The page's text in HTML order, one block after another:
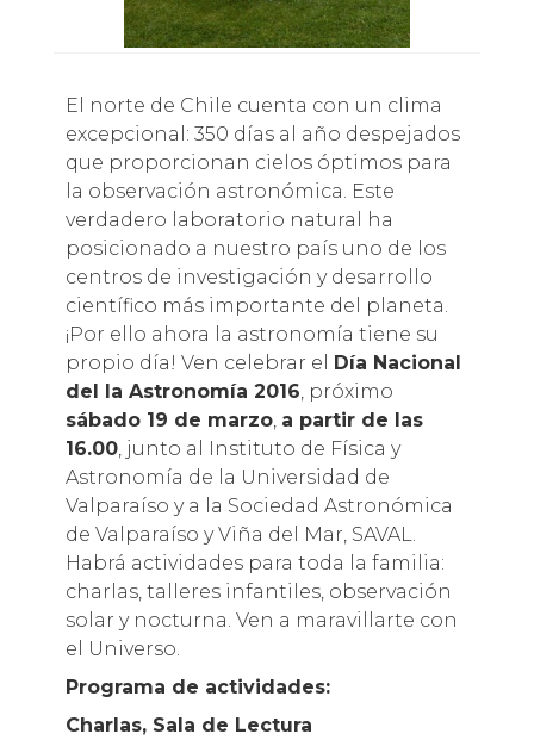
El norte de Chile cuenta con un clima
excepcional: 350 días al año despejados
que proporcionan cielos óptimos para
la observación astronómica. Este
verdadero laboratorio natural ha
posicionado a nuestro país uno de los
centros de investigación y desarrollo
científico más importante del planeta.
¡Por ello ahora la astronomía tiene su
propio día! Ven celebrar el Día Nacional
del la Astronomía 2016, próximo
sábado 19 de marzo, a partir de las
16.00, junto al Instituto de Física y
Astronomía de la Universidad de
Valparaíso y a la Sociedad Astronómica
de Valparaíso y Viña del Mar, SAVAL.
Habrá actividades para toda la familia:
charlas, talleres infantiles, observación
solar y nocturna. Ven a maravillarte con
el Universo.
Programa de actividades:
Charlas, Sala de Lectura